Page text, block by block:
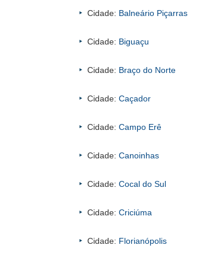
Cidade: Balneário Piçarras
Cidade: Biguaçu
Cidade: Braço do Norte
Cidade: Caçador
Cidade: Campo Erê
Cidade: Canoinhas
Cidade: Cocal do Sul
Cidade: Criciúma
Cidade: Florianópolis